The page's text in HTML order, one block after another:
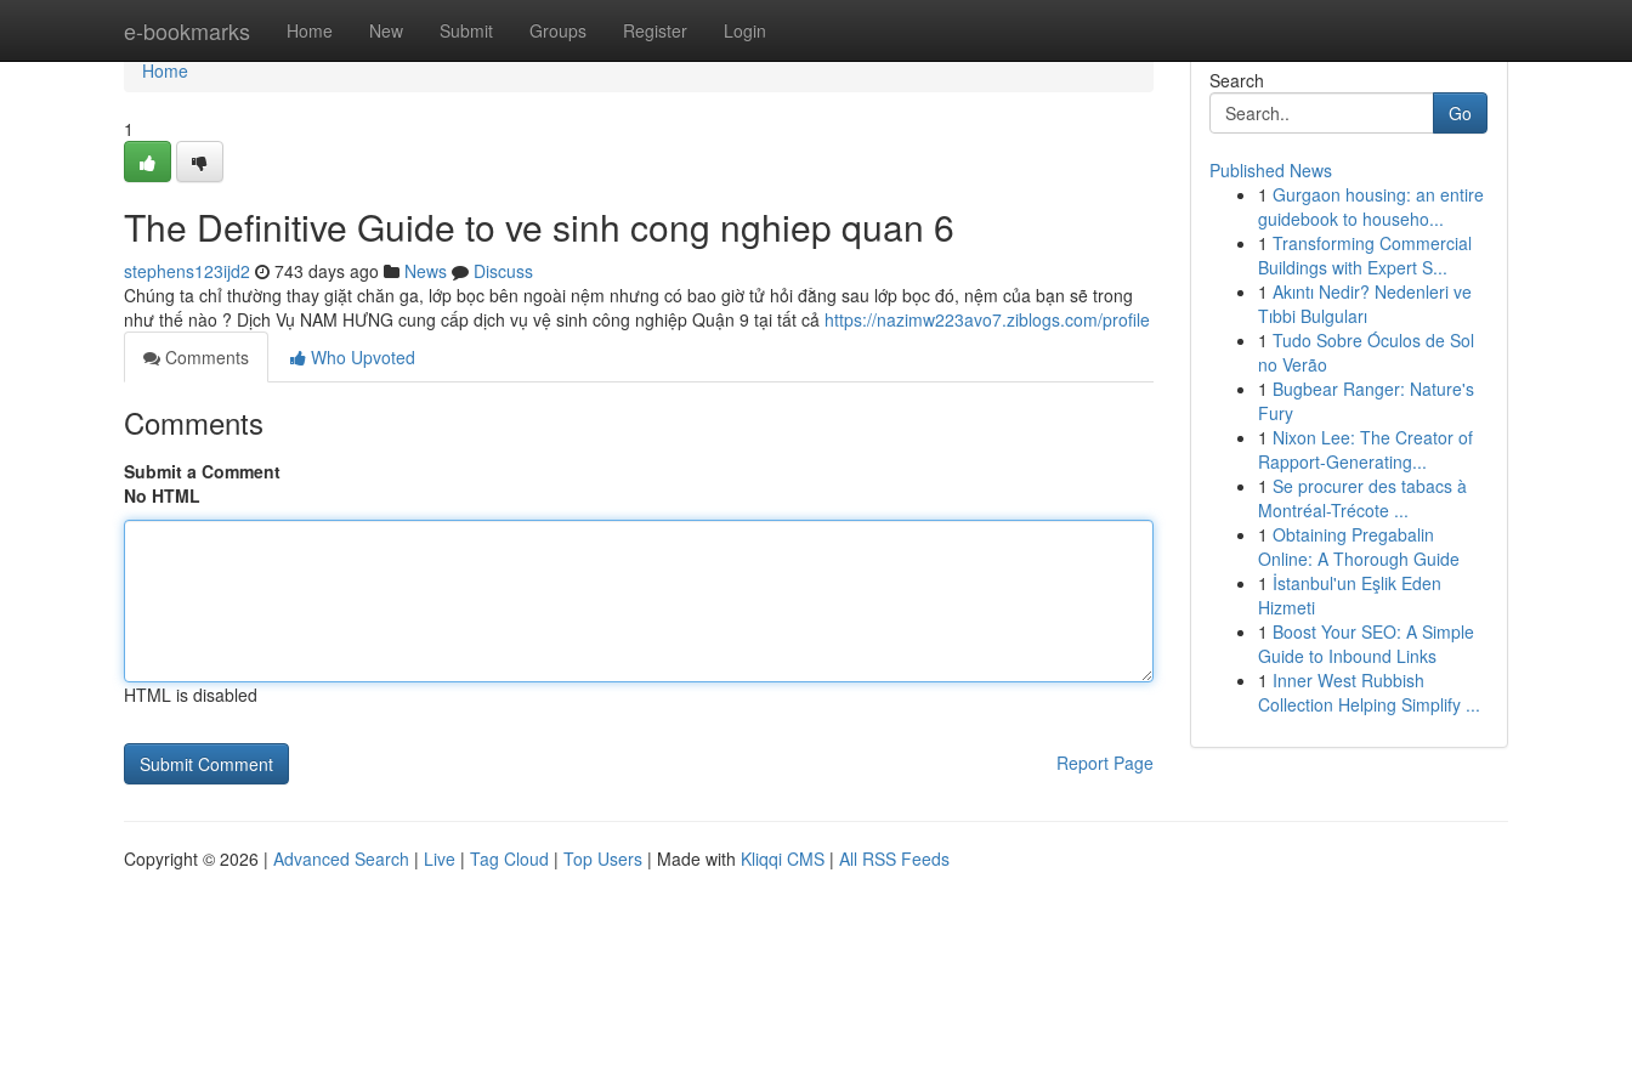
e-bookmarks Home New Submit Groups Register Login
Home
Home
1
The Definitive Guide to ve sinh cong nghiep quan 6
stephens123ijd2 743 days ago News
Discuss
Chúng ta chỉ thường thay giặt chăn ga, lớp bọc bên ngoài nệm nhưng có bao giờ tử hỏi đằng sau lớp bọc đó, nệm của bạn sẽ trong
như thế nào ? Dịch Vụ NAM HƯNG cung cấp dịch vụ vệ sinh công nghiệp Quận 9 tại tất cả https://nazimw223avo7.ziblogs.com/profile
Comments
Who Upvoted
Comments
Submit a Comment
No HTML
HTML is disabled
Report Page
Search
Go
Published News
1 Gurgaon housing: an entire
guidebook to househo...
1 Transforming Commercial
Buildings with Expert S...
1 Akıntı Nedir? Nedenleri ve
Tıbbi Bulguları
1 Tudo Sobre Óculos de Sol
no Verão
1 Bugbear Ranger: Nature's
Fury
1 Nixon Lee: The Creator of
Rapport-Generating...
1 Se procurer des tabacs à
Montréal-Trécote ...
1 Obtaining Pregabalin
Online: A Thorough Guide
1 İstanbul'un Eşlik Eden
Hizmeti
1 Boost Your SEO: A Simple
Guide to Inbound Links
1 Inner West Rubbish
Collection Helping Simplify ...
Copyright © 2026 | Advanced Search | Live | Tag Cloud | Top Users | Made with Kliqqi CMS | All RSS Feeds